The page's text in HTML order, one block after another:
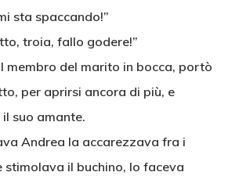
sta spaccando!”
troia, fallo godere!”
membro del marito in bocca, portò
per aprirsi ancora di più, e
suo amante.
Andrea la accarezzava fra i
stimolava il buchino, lo faceva